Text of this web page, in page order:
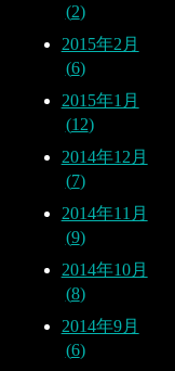
2
2015年2月
6
2015年1月
12
2014年12月
7
2014年11月
9
2014年10月
8
2014年9月
6